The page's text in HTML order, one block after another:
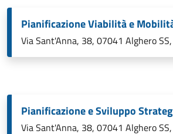
Pianificazione Viabilità e
Via Sant'Anna, 38, 07041 Alghero
Pianificazione e Sviluppo
Via Sant'Anna, 38, 07041 Alghero